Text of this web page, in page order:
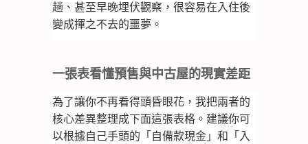
趟、甚至早晚埋伏觀察，很容易在入住後
變成揮之不去的噩夢。
一張表看懂預售與中古屋的現實差距
為了讓你不再看得頭昏眼花，我把兩者的
核心差異整理成下面這張表格。建議你可
以根據自己手頭的「自備款現金」和「入